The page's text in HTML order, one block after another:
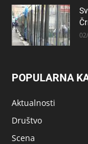
POPULARNA
Aktualnosti
Društvo
Scena